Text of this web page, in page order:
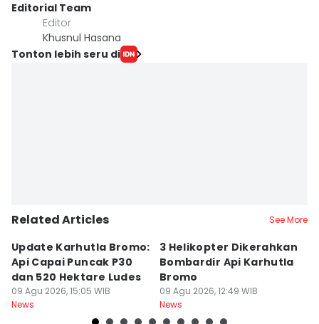
Editorial Team
Editor
Khusnul Hasana
Tonton lebih seru di
Related Articles See More
Update Karhutla Bromo:
Api Capai Puncak P30
dan 520 Hektare Ludes
09 Agu 2026, 15:05 WIB
News
3 Helikopter Dikerahkan
Bombardir Api Karhutla
Bromo
09 Agu 2026, 12:49 WIB
News